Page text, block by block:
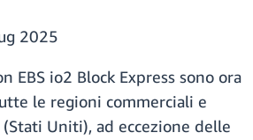
2025
EBS io2 Block Express sono ora
le regioni commerciali e
(Stati Uniti), ad eccezione delle